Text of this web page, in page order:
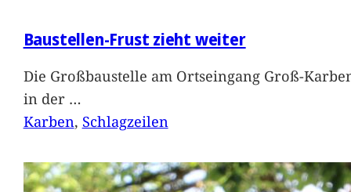
Baustellen-Frust zieht weiter
Die Großbaustelle am Ortseingang Groß-
in der …
Karben, Schlagzeilen